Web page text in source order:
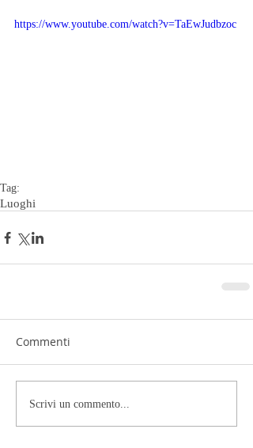
https://www.youtube.com/watch?v=TaEwJudbzoc
Tag:
Luoghi
Commenti
Scrivi un commento...